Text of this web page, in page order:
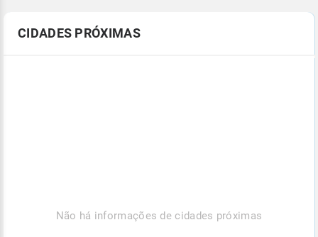
CIDADES PRÓXIMAS
Não há informações de cidades próximas